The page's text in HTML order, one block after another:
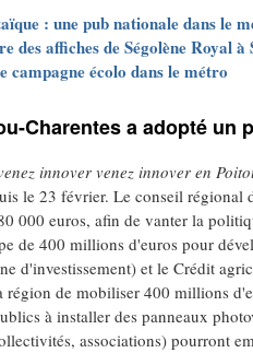
: une pub nationale dans le
des affiches de Ségolène Royal à
campagne écolo dans le métro
Charentes a adopté un
innover venez innover en
le 23 février. Le conseil régional
000 euros, afin de vanter la
de 400 millions d'euros pour
d'investissement) et le Crédit
de mobiliser 400 millions
à installer des panneaux
associations) pourront